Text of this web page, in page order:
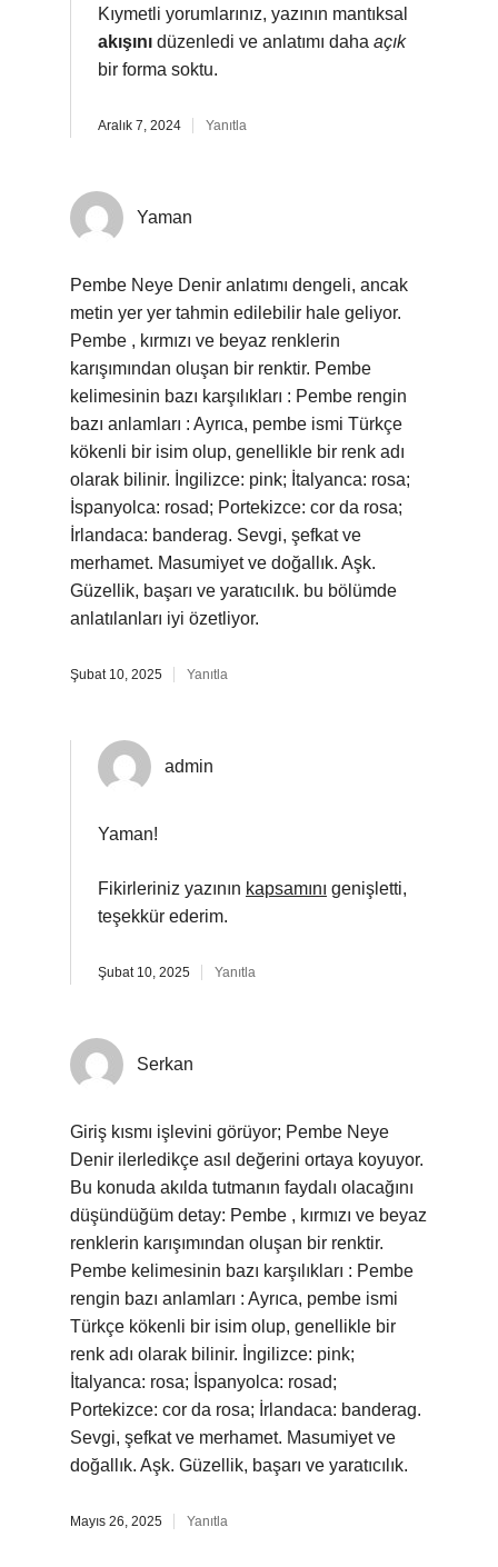
Kıymetli yorumlarınız, yazının mantıksal
akışını düzenledi ve anlatımı daha açık
bir forma soktu.
Aralık 7, 2024 Yanıtla
Yaman
Pembe Neye Denir anlatımı dengeli, ancak
metin yer yer tahmin edilebilir hale geliyor.
Pembe , kırmızı ve beyaz renklerin
karışımından oluşan bir renktir. Pembe
kelimesinin bazı karşılıkları : Pembe rengin
bazı anlamları : Ayrıca, pembe ismi Türkçe
kökenli bir isim olup, genellikle bir renk adı
olarak bilinir. İngilizce: pink; İtalyanca: rosa;
İspanyolca: rosad; Portekizce: cor da rosa;
İrlandaca: banderag. Sevgi, şefkat ve
merhamet. Masumiyet ve doğallık. Aşk.
Güzellik, başarı ve yaratıcılık. bu bölümde
anlatılanları iyi özetliyor.
Şubat 10, 2025 Yanıtla
admin
Yaman!
Fikirleriniz yazının kapsamını genişletti,
teşekkür ederim.
Şubat 10, 2025 Yanıtla
Serkan
Giriş kısmı işlevini görüyor; Pembe Neye
Denir ilerledikçe asıl değerini ortaya koyuyor.
Bu konuda akılda tutmanın faydalı olacağını
düşündüğüm detay: Pembe , kırmızı ve beyaz
renklerin karışımından oluşan bir renktir.
Pembe kelimesinin bazı karşılıkları : Pembe
rengin bazı anlamları : Ayrıca, pembe ismi
Türkçe kökenli bir isim olup, genellikle bir
renk adı olarak bilinir. İngilizce: pink;
İtalyanca: rosa; İspanyolca: rosad;
Portekizce: cor da rosa; İrlandaca: banderag.
Sevgi, şefkat ve merhamet. Masumiyet ve
doğallık. Aşk. Güzellik, başarı ve yaratıcılık.
Mayıs 26, 2025 Yanıtla